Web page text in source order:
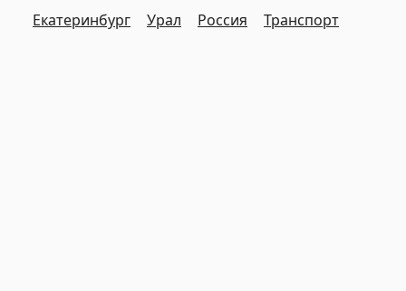
Екатеринбург Урал Россия Транспорт